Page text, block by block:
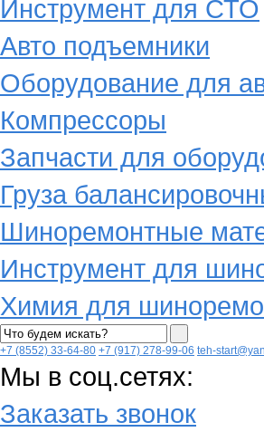
Инструмент для СТО
Авто подъемники
Оборудование для
Компрессоры
Запчасти для
Груза
Шиноремонтные
Инструмент для
Химия для
+7 (8552) 33-64-80 +7 (917) 278-99-06 teh-
Мы в соц.сетях:
Заказать звонок